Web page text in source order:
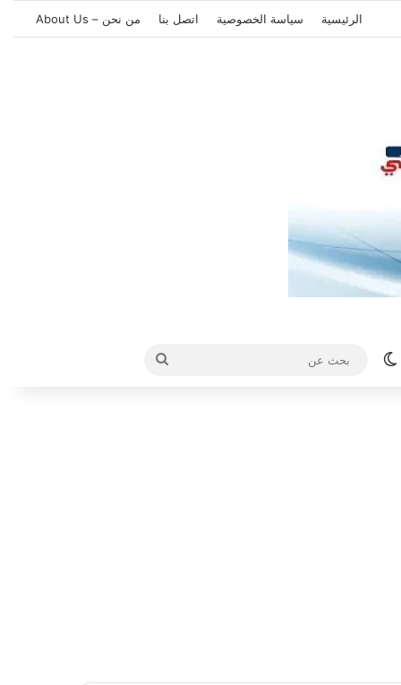
الرئيسية سياسة الخصوصية اتصل بنا من نحن – About Us
الوضع المظلم
بحث